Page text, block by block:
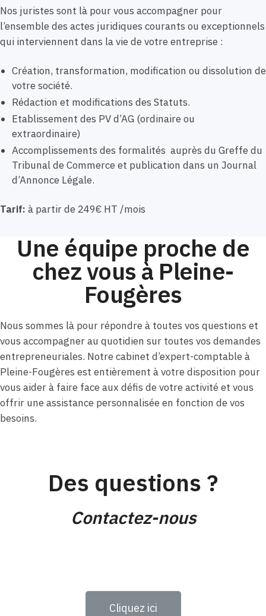
Nos juristes sont là pour vous accompagner pour
l’ensemble des actes juridiques courants ou exceptionnels
qui interviennent dans la vie de votre entreprise :
Création, transformation, modification ou dissolution de
votre société.
Rédaction et modifications des Statuts.
Etablissement des PV d’AG (ordinaire ou
extraordinaire)
Accomplissements des formalités auprès du Greffe du
Tribunal de Commerce et publication dans un Journal
d’Annonce Légale.
Tarif: à partir de 249€ HT /mois
Une équipe proche de
chez vous à Pleine-
Fougères
Nous sommes là pour répondre à toutes vos questions et
vous accompagner au quotidien sur toutes vos demandes
entrepreneuriales. Notre cabinet d’expert-comptable à
Pleine-Fougères est entièrement à votre disposition pour
vous aider à faire face aux défis de votre activité et vous
offrir une assistance personnalisée en fonction de vos
besoins.
Des questions ?
Contactez-nous
Cliquez ici